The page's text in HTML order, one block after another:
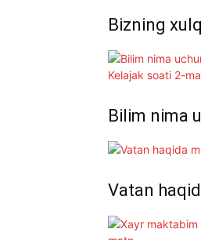
Bizning
Bilim nima
Vatan